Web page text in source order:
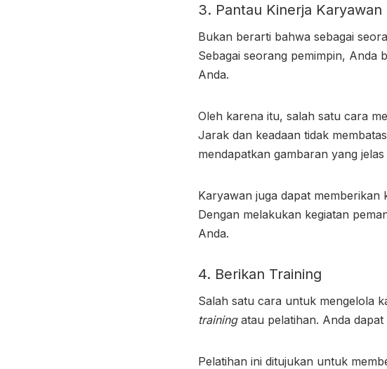
3. Pantau Kinerja Karyawan
Bukan berarti bahwa sebagai
Sebagai seorang pemimpin, Anda
Anda.
Oleh karena itu, salah satu cara
Jarak dan keadaan tidak
mendapatkan gambaran yang
Karyawan juga dapat
Dengan melakukan kegiatan
Anda.
4. Berikan Training
Salah satu cara untuk mengelola
trainingatau pelatihan. Anda
Pelatihan ini ditujukan untuk